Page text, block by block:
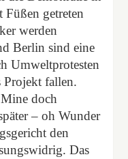
Füßen getreten
werden
Berlin sind eine
Umweltprotesten
Projekt fallen.
doch
– oh Wunder
den
Das